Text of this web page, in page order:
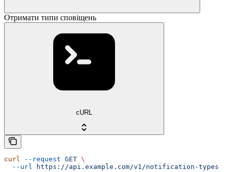
Отримати типи сповіщень
cURL
curl --request GET \
  --url
https://api.example.com/v1/notification-types